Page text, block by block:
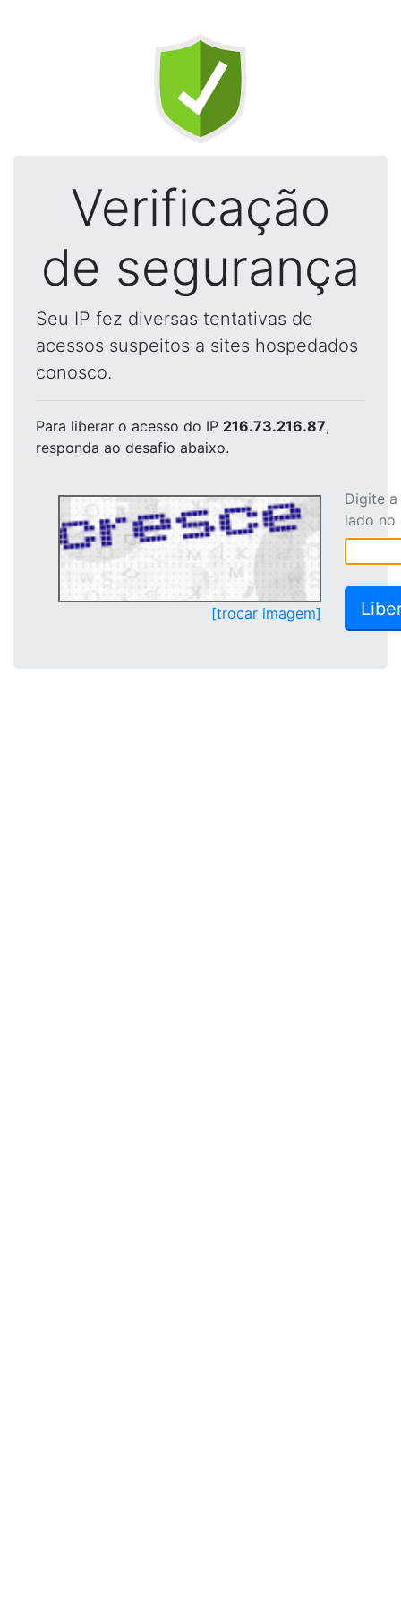
Verificação
de segurança
Seu IP fez diversas tentativas de
acessos suspeitos a sites hospedados
conosco.
Para liberar o acesso do IP 216.73.216.87,
responda ao desafio abaixo.
[trocar imagem]
Digite
lado no